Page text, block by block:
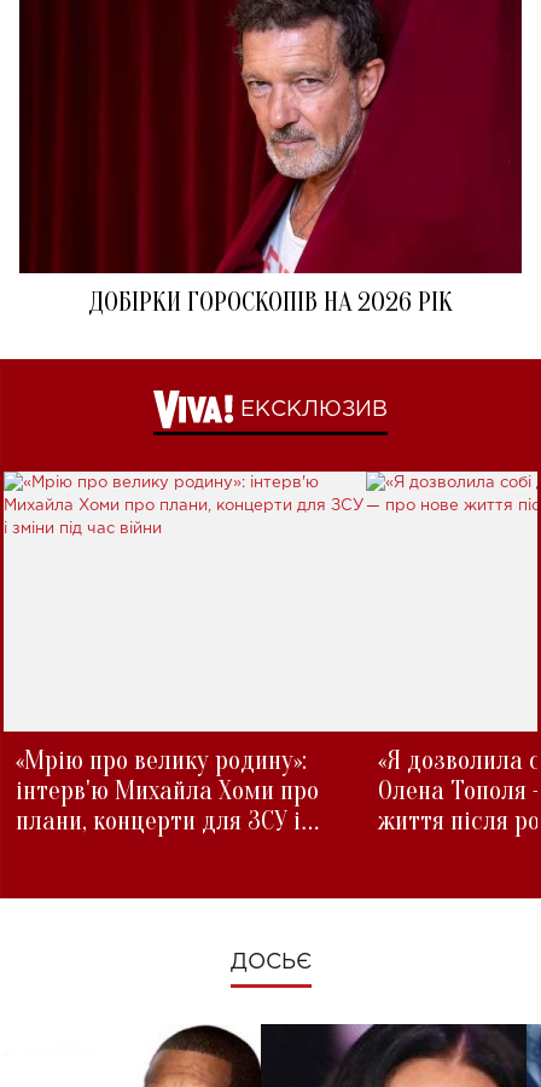
ДОБІРКИ ГОРОСКОПІВ НА 2026 РІК
ЕКСКЛЮЗИВ
«Мрію про велику родину»:
інтерв'ю Михайла Хоми про
плани, концерти для ЗСУ і
«Я дозволила
Олена Тополя
життя після
ДОСЬЄ